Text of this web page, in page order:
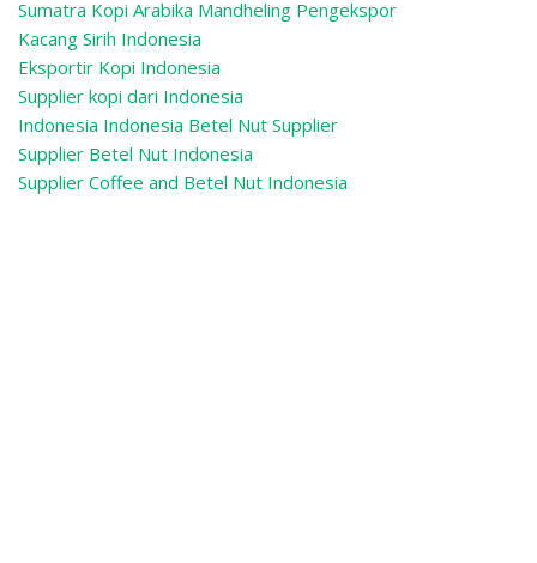
Sumatra Kopi Arabika Mandheling Pengekspor
Kacang Sirih Indonesia
Eksportir Kopi Indonesia
Supplier kopi dari Indonesia
Indonesia Indonesia Betel Nut Supplier
Supplier Betel Nut Indonesia
Supplier Coffee and Betel Nut Indonesia